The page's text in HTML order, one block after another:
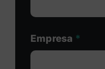
Empresa *